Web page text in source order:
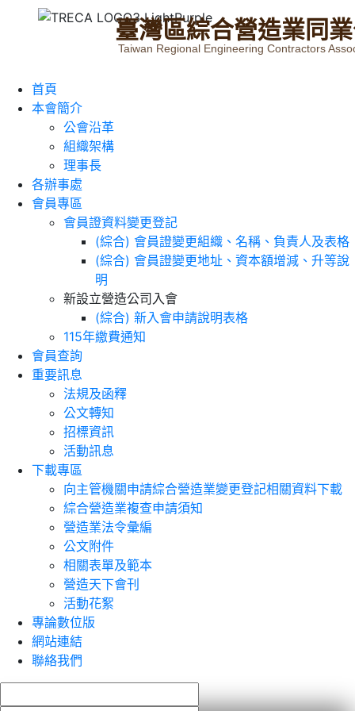
臺灣區綜合營造業同業
Taiwan Regional Engineering Contractors
首頁
本會簡介
公會沿革
組織架構
理事長
各辦事處
會員專區
會員證資料變更登記
(綜合) 會員證變更組織、名稱、負責人及表格
(綜合) 會員證變更地址、資本額增減、升等說
明
新設立營造公司入會
(綜合) 新入會申請說明表格
115年繳費通知
會員查詢
重要訊息
法規及函釋
公文轉知
招標資訊
活動訊息
下載專區
向主管機關申請綜合營造業變更登記相關資料下載
綜合營造業複查申請須知
營造業法令彙編
公文附件
相關表單及範本
營造天下會刊
活動花絮
專論數位版
網站連結
聯絡我們